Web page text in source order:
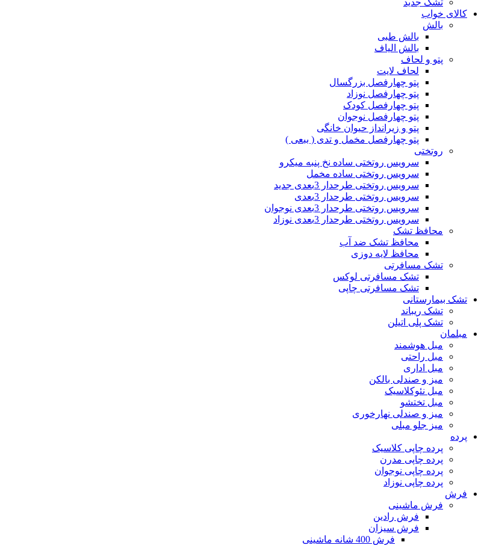
تشک جدید
کالای خواب
بالش
بالش طبی
بالش الیاف
پتو و لحاف
لحاف لایت
پتو چهارفصل بزرگسال
پتو چهارفصل نوزاد
پتو چهارفصل کودک
پتو چهارفصل نوجوان
پتو و زیرانداز حیوان خانگی
پتو چهارفصل مخمل و تدی ( ببعی )
روتختی
سرویس روتختی ساده نخ پنبه میکرو
سرویس روتختی ساده مخمل
سرویس روتختی طرحدار 3بعدی جدید
سرویس روتختی طرحدار 3بعدی
سرویس روتختی طرحدار 3بعدی نوجوان
سرویس روتختی طرحدار 3بعدی نوزاد
محافظ تشک
محافظ تشک ضد آب
محافظ لایه دوزی
تشک مسافرتی
تشک مسافرتی لوکس
تشک مسافرتی چاپی
تشک بیمارستانی
تشک ریباند
تشک پلی اتیلن
مبلمان
مبل هوشمند
مبل راحتی
مبل اداری
میز و صندلی بالکن
مبل نئوکلاسیک
مبل تختشو
میز و صندلی نهارخوری
میز جلو مبلی
پرده
پرده چاپی کلاسیک
پرده چاپی مدرن
پرده چاپی نوجوان
پرده چاپی نوزاد
فرش
فرش ماشینی
فرش رادین
فرش سیزان
فرش 400 شانه ماشینی